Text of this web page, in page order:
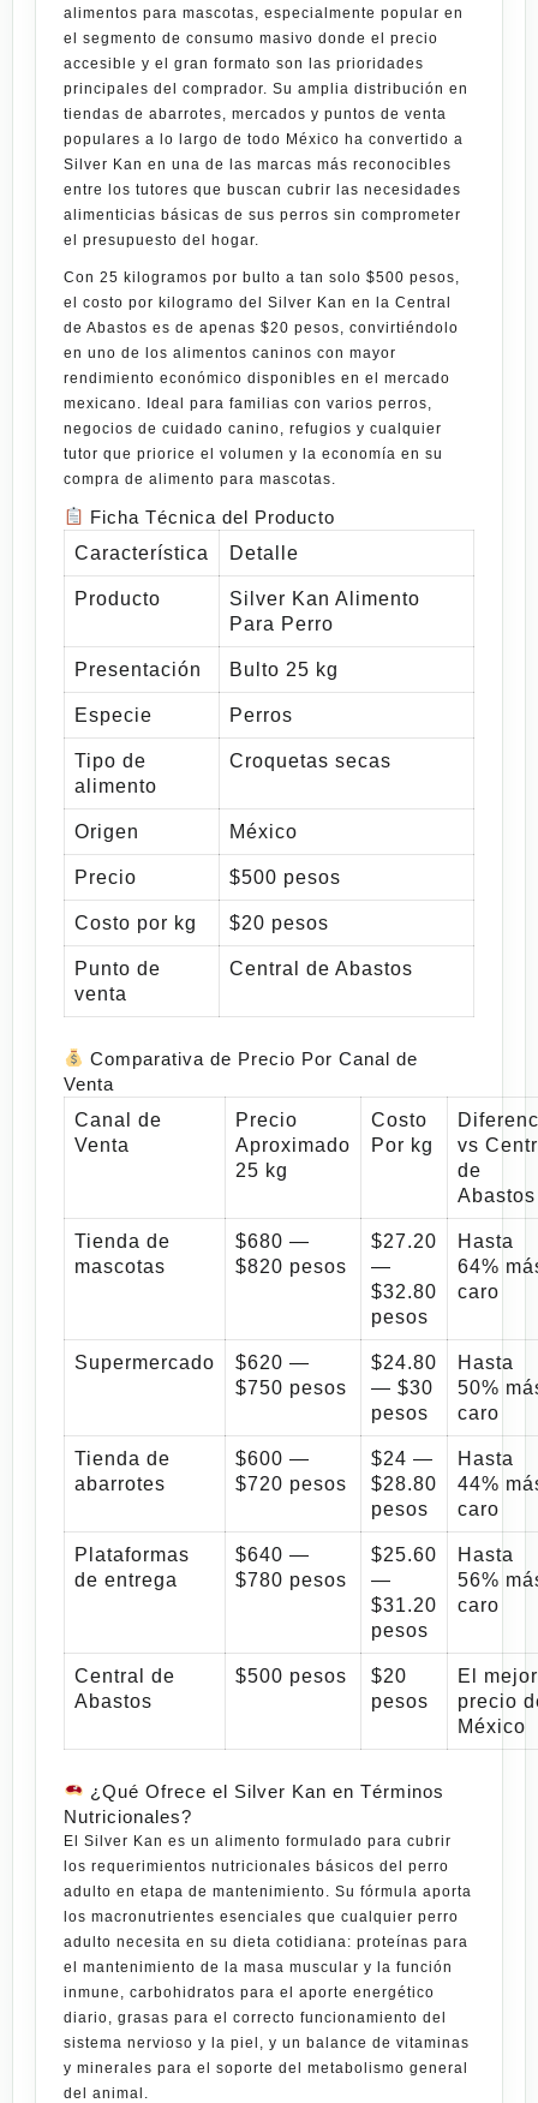
alimentos para mascotas, especialmente popular en
el segmento de consumo masivo donde el precio
accesible y el gran formato son las prioridades
principales del comprador. Su amplia distribución en
tiendas de abarrotes, mercados y puntos de venta
populares a lo largo de todo México ha convertido a
Silver Kan en una de las marcas más reconocibles
entre los tutores que buscan cubrir las necesidades
alimenticias básicas de sus perros sin comprometer
el presupuesto del hogar.
Con 25 kilogramos por bulto a tan solo $500 pesos
el costo por kilogramo del Silver Kan en la Central
de Abastos es de apenas $20 pesos , convirtiéndolo
en uno de los alimentos caninos con mayor
rendimiento económico disponibles en el mercado
mexicano. Ideal para familias con varios perros,
negocios de cuidado canino, refugios y cualquier
tutor que priorice el volumen y la economía en su
compra de alimento para mascotas.
Ficha Técnica del Producto
Característica
Detalle
Producto
Silver Kan Alimento
Para Perro
Presentación Bulto 25 kg
Especie Perros
Tipo de
alimento
Croquetas secas
Origen México
Precio $500 pesos
Costo por kg $20 pesos
Punto de
venta
Central de Abastos
Comparativa de Precio Por Canal de
Venta
Canal de
Venta
Precio
Aproximado
25 kg
Costo
Por kg
vs
de
Abastos
Tienda de
mascotas
$680 —
$820 pesos
$27.20
—
$32.80
pesos
Hasta
64%
caro
Supermercado
$620 —
$750 pesos
$24.80
— $30
pesos
Hasta
50%
caro
Tienda de
abarrotes
$600 —
$720 pesos
$24 —
$28.80
pesos
Hasta
44%
caro
Plataformas
de entrega
$640 —
$780 pesos
$25.60
—
$31.20
pesos
Hasta
56%
caro
Central de
Abastos
$500 pesos
$20
pesos
El mejor
precio
México
¿Qué Ofrece el Silver Kan en Términos
Nutricionales?
El Silver Kan es un alimento formulado para cubrir
los requerimientos nutricionales básicos del perro
adulto en etapa de mantenimiento. Su fórmula aporta
los macronutrientes esenciales que cualquier perro
adulto necesita en su dieta cotidiana: proteínas para
el mantenimiento de la masa muscular y la función
inmune, carbohidratos para el aporte energético
diario, grasas para el correcto funcionamiento del
sistema nervioso y la piel, y un balance de vitaminas
y minerales para el soporte del metabolismo general
del animal.